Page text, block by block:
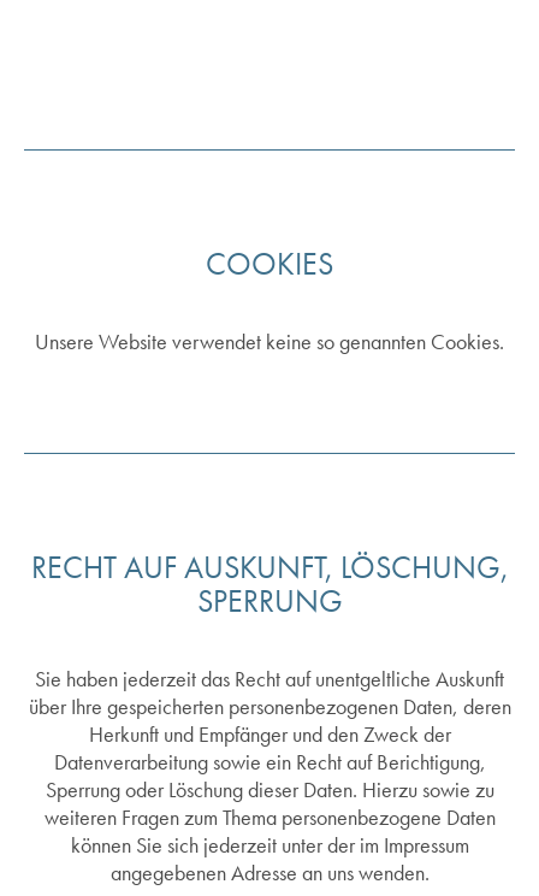
COOKIES
Unsere Website verwendet keine so genannten Cookies.
RECHT AUF AUSKUNFT, LÖSCHUNG,
SPERRUNG
Sie haben jederzeit das Recht auf unentgeltliche Auskunft
über Ihre gespeicherten personenbezogenen Daten, deren
Herkunft und Empfänger und den Zweck der
Datenverarbeitung sowie ein Recht auf Berichtigung,
Sperrung oder Löschung dieser Daten. Hierzu sowie zu
weiteren Fragen zum Thema personenbezogene Daten
können Sie sich jederzeit unter der im Impressum
angegebenen Adresse an uns wenden.